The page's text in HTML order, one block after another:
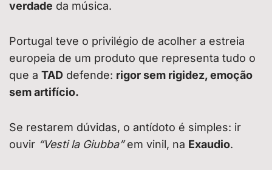
verdade da música.
Portugal teve o privilégio de acolher a estreia
europeia de um produto que representa tudo o
que a TAD defende: rigor sem rigidez, emoção
sem artifício.
Se restarem dúvidas, o antídoto é simples: ir
ouvir “Vesti la Giubba”em vinil, na Exaudio.